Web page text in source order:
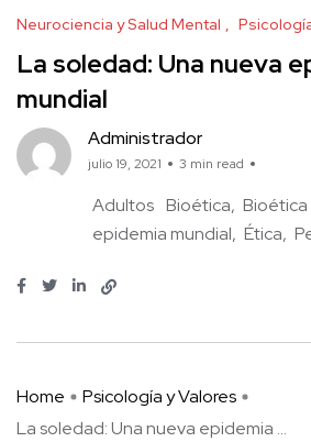
Neurociencia y Salud Mental
La soledad: Una nueva
mundial
Administrador
julio 19, 2021 3 min read
Adultos Bioética
epidemia mundial Ética
Home
Psicología y Valores
La soledad: Una nueva epidemia ...